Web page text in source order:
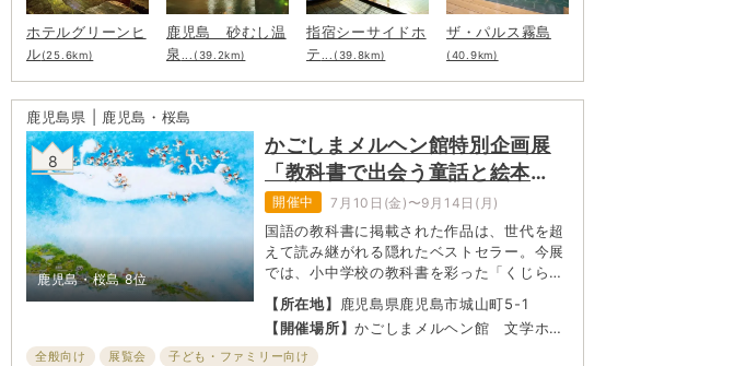
ホテルグリーンヒ
ル(25.6km)
鹿児島 砂むし温
泉...(39.2km)
指宿シーサイドホ
テ...(39.8km)
ザ・パルス霧島
(40.9km)
鹿児島県 | 鹿児島・桜島
8
鹿児島・桜島 8位
かごしまメルヘン館特別企画展
「教科書で出会う童話と絵本
展」
開催中 7月10日(金)〜9月14日(月)
国語の教科書に掲載された作品は、世代を超
えて読み継がれる隠れたベストセラー。今展
では、小中学校の教科書を彩った「くじらぐ
も」「スーホの白い馬」「モチモチの木」な
ど、絵本や童話に光を当て、貴重な挿絵や原
画を展示する。今学ぶ子供たちも、かつて教
室でページをめくった大人の人々も、世代を
【所在地】
鹿児島県鹿児島市城山町5-1
【開催場所】かごしまメルヘン館 文学ホー
ル
全般向け 展覧会 子ども・ファミリー向け